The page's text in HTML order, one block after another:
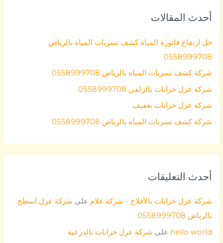
ث
ن
:
أحدث المقالات
حل ارتفاع فاتورة المياة كشف تسربات المياة بالرياض
0558999708
شركة كشف تسربات المياه بالرياض 0558999708
شركة عزل خزانات بالزلفي 0558999708
شركة عزل خزانات بعفيف
شركة كشف تسربات المياه بالرياض 0558999708
أحدث التعليقات
شركة عزل خزانات بالأفلاج - شركة علام على شركة عزل اسطح
بالرياض 0558999708
hello world على شركة عزل خزانات بالدرعية